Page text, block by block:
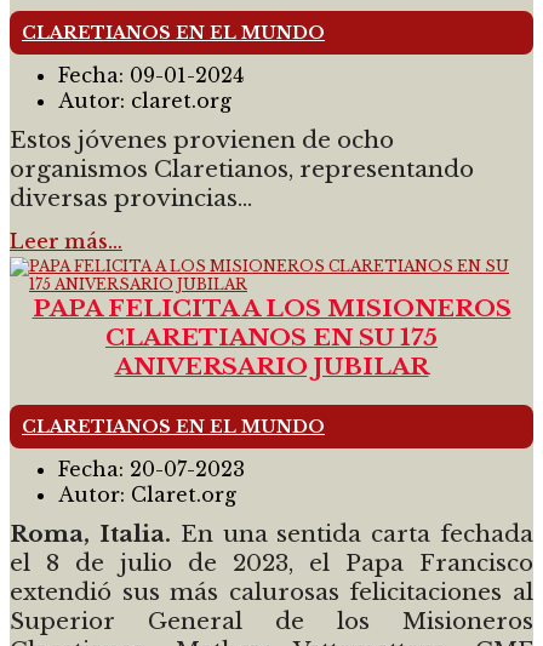
CLARETIANOS EN EL MUNDO
Fecha: 09-01-2024
Autor: claret.org
Estos jóvenes provienen de ocho
organismos Claretianos, representando
diversas provincias...
Leer más…
PAPA FELICITA A LOS MISIONEROS
CLARETIANOS EN SU 175
ANIVERSARIO JUBILAR
CLARETIANOS EN EL MUNDO
Fecha: 20-07-2023
Autor: Claret.org
Roma, Italia. En una sentida carta fechada
el 8 de julio de 2023, el Papa Francisco
extendió sus más calurosas felicitaciones al
Superior General de los Misioneros